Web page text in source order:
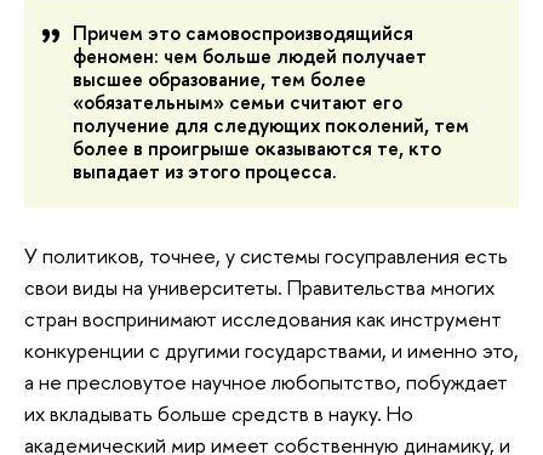
Причем это самовоспроизводящийся
феномен: чем больше людей получает
высшее образование, тем более
«обязательным» семьи считают его
получение для следующих поколений, тем
более в проигрыше оказываются те, кто
выпадает из этого процесса.
У политиков, точнее, у системы госуправления есть
свои виды на университеты. Правительства многих
стран воспринимают исследования как инструмент
конкуренции с другими государствами, и именно это,
а не пресловутое научное любопытство, побуждает
их вкладывать больше средств в науку. Но
академический мир имеет собственную динамику, и